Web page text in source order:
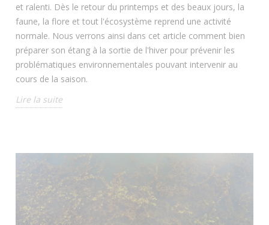
et ralenti. Dès le retour du printemps et des beaux jours, la
faune, la flore et tout l'écosystème reprend une activité
normale. Nous verrons ainsi dans cet article comment bien
préparer son étang à la sortie de l'hiver pour prévenir les
problématiques environnementales pouvant intervenir au
cours de la saison.
Lire la suite